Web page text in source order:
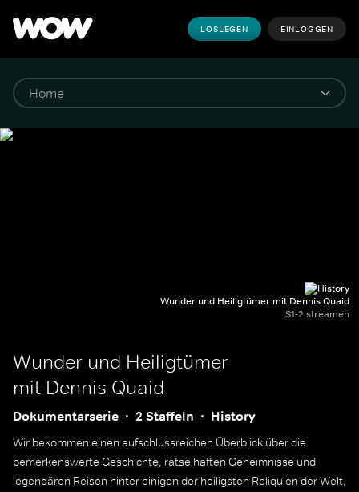
LOSLEGEN EINLOGGEN
Wunder und Heiligtümer mit Dennis Quaid
S1-2 streamen
Wunder und Heiligtümer
mit Dennis Quaid
Dokumentarserie 2 Staffeln History
Wir bekommen einen aufschlussreichen Überblick über die
bemerkenswerte Geschichte, rätselhaften Geheimnisse und
legendären Reisen hinter einigen der heiligsten Reliquien der Welt,